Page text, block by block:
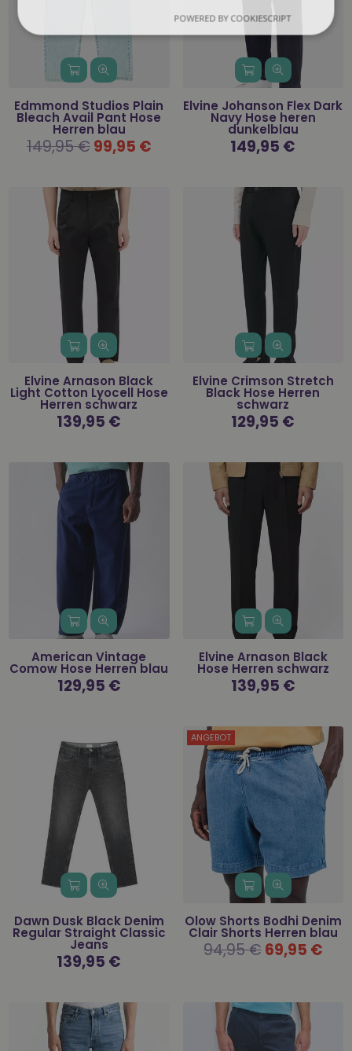
Edmmond Studios Plain
Bleach Avail Pant Hose
Herren blau
Normaler
Preis
149,95 €99,95 €
Elvine Johanson Flex Dark
Navy Hose heren
dunkelblau
Normaler
Preis
149,95 €
Elvine Arnason Black
Light Cotton Lyocell Hose
Herren schwarz
Normaler
Preis
139,95 €
Elvine Crimson Stretch
Black Hose Herren
schwarz
Normaler
Preis
129,95 €
American Vintage
Comow Hose Herren blau
Normaler
Preis
129,95 €
Elvine Arnason Black
Hose Herren schwarz
Normaler
Preis
139,95 €
Dawn Dusk Black Denim
Regular Straight Classic
Jeans
Normaler
Preis
139,95 €
ANGEBOT
Olow Shorts Bodhi Denim
Clair Shorts Herren blau
Normaler
Preis
94,95 €69,95 €
POWERED BY COOKIESCRIPT